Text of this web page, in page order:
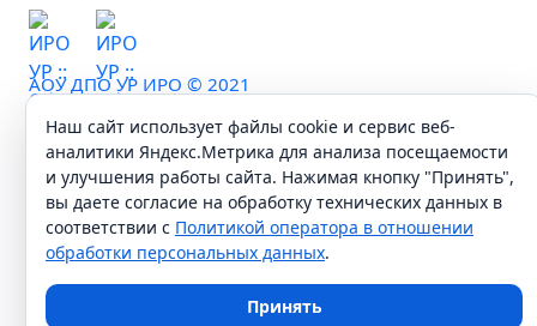
АОУ ДПО УР ИРО © 2021
Наш сайт использует файлы cookie и сервис веб-
аналитики Яндекс.Метрика для анализа посещаемости
и улучшения работы сайта. Нажимая кнопку "Принять",
вы даете согласие на обработку технических данных в
соответствии с Политикой оператора в отношении
обработки персональных данных.
Принять